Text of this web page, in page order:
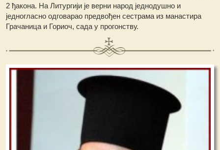
2 ђакона. На Литургији је верни народ једнодушно и
једногласно одговарао предвођен сестрама из манастира
Грачаница и Гориоч, сада у прогонству.